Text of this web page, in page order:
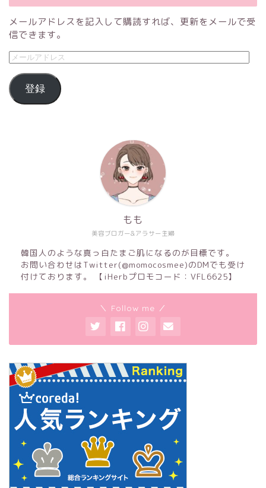
メールアドレスを記入して購読すれば、更新をメールで受
信できます。
登録
美容ブロガー&アラサー主婦
もも
韓国人のような真っ白たまご肌になるのが目標です。
お問い合わせはTwitter(@momocosmee)のDMでも受け
付けております。 【iHerbプロモコード：VFL6625】
＼ Follow me ／